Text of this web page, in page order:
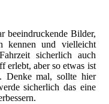
beeindruckende Bilder,
kennen und vielleicht
sicherlich auch
erlebt, aber so etwas ist
Denke mal, sollte hier
sicherlich das eine